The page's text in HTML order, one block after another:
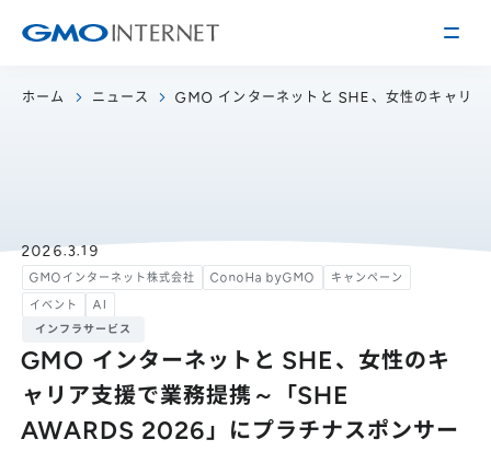
企業理念
関連会社
沿革
役員紹介
サービス
インターネットインフラ事業
インターネット
IR情報
事業内容・戦略
IRライブラリー
採用情報
ホーム ニュース GMO インターネットと SHE、女性のキャリア
2026.3.19
GMOインターネット株式会社 ConoHa byGMO
キャンペーン
イベント
AI
インフラサービス
GMO インターネットと SHE、女性のキ
ャリア支援で業務提携～「SHE
AWARDS 2026」にプラチナスポンサー